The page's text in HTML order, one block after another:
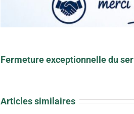
Fermeture exceptionnelle du
Articles similaires